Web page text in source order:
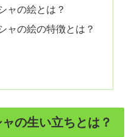
ャの絵とは？
ャの絵の特徴とは？
の生い立ちとは？